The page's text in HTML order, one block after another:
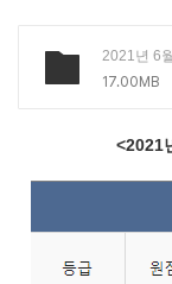
2021년 6
17.00MB
<2021